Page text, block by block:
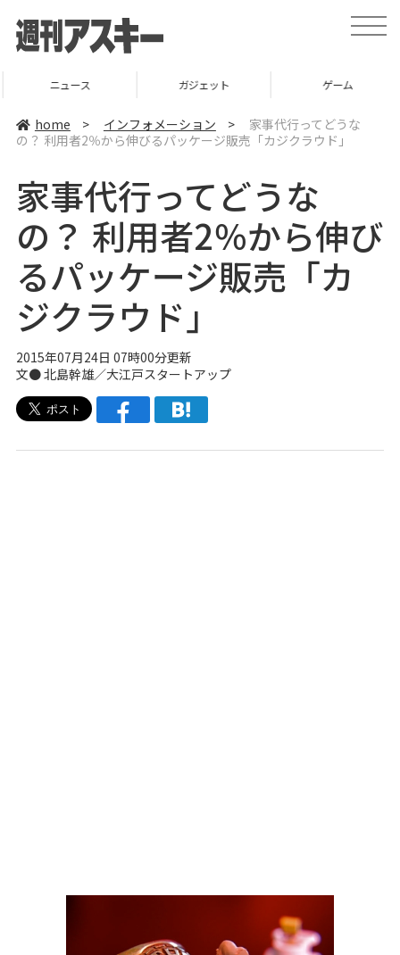
t
o
n
ニュース ガジェット ゲーム
home > インフォメーション >
家事代行ってどうな
の？ 利用者2％から伸びるパッケージ販売「カジクラウド」
家事代行ってどうな
の？ 利用者2％から伸び
るパッケージ販売「カ
ジクラウド」
2015年07月24日 07時00分更新
文● 北島幹雄／大江戸スタートアップ